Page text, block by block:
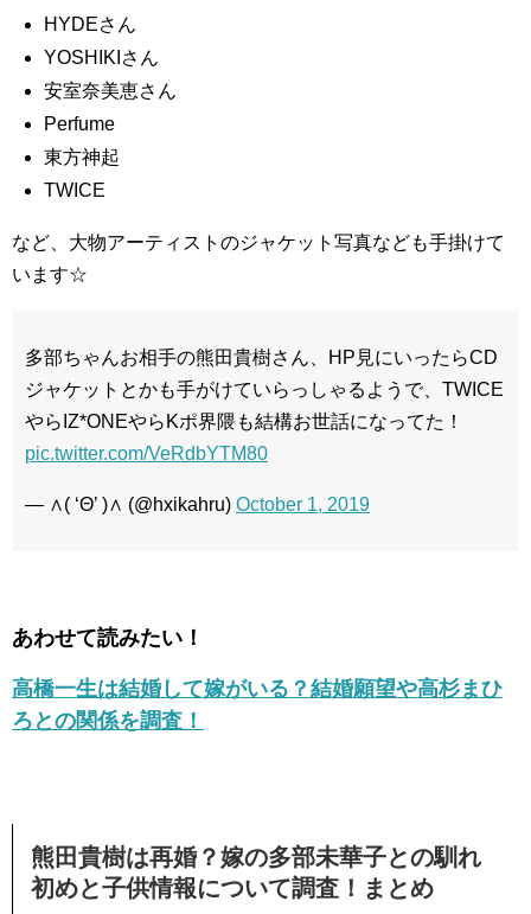
HYDEさん
YOSHIKIさん
安室奈美恵さん
Perfume
東方神起
TWICE
など、大物アーティストのジャケット写真なども手掛けて
います☆
多部ちゃんお相手の熊田貴樹さん、HP見にいったらCD
ジャケットとかも手がけていらっしゃるようで、TWICE
やらIZ*ONEやらKポ界隈も結構お世話になってた！
pic.twitter.com/VeRdbYTM80
— ∧( ‘Θ’ )∧ (@hxikahru) October 1, 2019
あわせて読みたい！
高橋一生は結婚して嫁がいる？結婚願望や高杉まひ
ろとの関係を調査！
熊田貴樹は再婚？嫁の多部未華子との馴れ
初めと子供情報について調査！まとめ